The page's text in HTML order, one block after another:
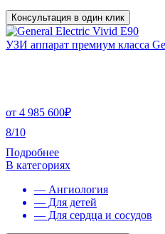
Консультация в один клик
УЗИ аппарат премиум класса
от 4 985 600₽
8/10
Подробнее
В категориях
— Ангиология
— Для детей
— Для сердца и сосудов